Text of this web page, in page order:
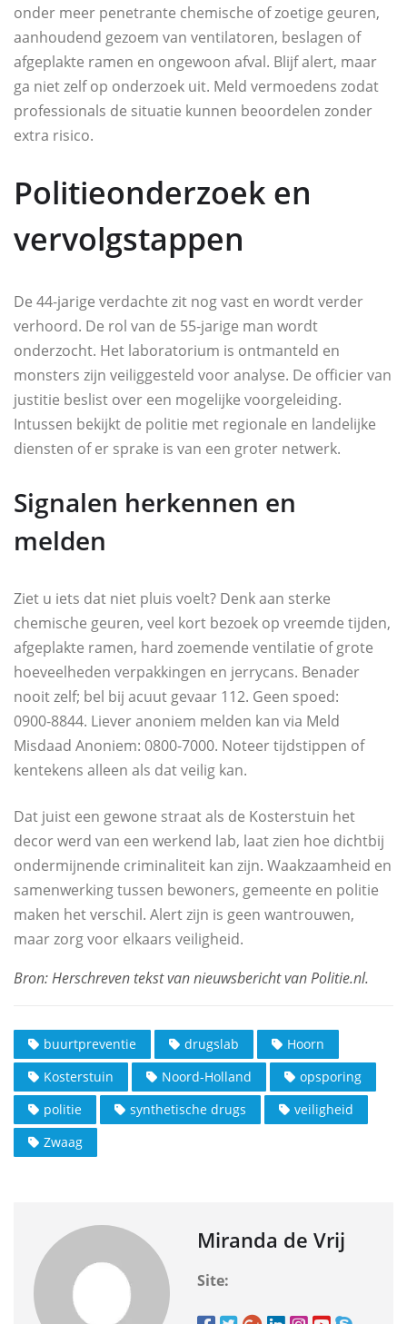
onder meer penetrante chemische of zoetige geuren,
aanhoudend gezoem van ventilatoren, beslagen of
afgeplakte ramen en ongewoon afval. Blijf alert, maar
ga niet zelf op onderzoek uit. Meld vermoedens zodat
professionals de situatie kunnen beoordelen zonder
extra risico.
Politieonderzoek en
vervolgstappen
De 44‑jarige verdachte zit nog vast en wordt verder
verhoord. De rol van de 55‑jarige man wordt
onderzocht. Het laboratorium is ontmanteld en
monsters zijn veiliggesteld voor analyse. De officier van
justitie beslist over een mogelijke voorgeleiding.
Intussen bekijkt de politie met regionale en landelijke
diensten of er sprake is van een groter netwerk.
Signalen herkennen en
melden
Ziet u iets dat niet pluis voelt? Denk aan sterke
chemische geuren, veel kort bezoek op vreemde tijden,
afgeplakte ramen, hard zoemende ventilatie of grote
hoeveelheden verpakkingen en jerrycans. Benader
nooit zelf; bel bij acuut gevaar 112. Geen spoed:
0900‑8844. Liever anoniem melden kan via Meld
Misdaad Anoniem: 0800‑7000. Noteer tijdstippen of
kentekens alleen als dat veilig kan.
Dat juist een gewone straat als de Kosterstuin het
decor werd van een werkend lab, laat zien hoe dichtbij
ondermijnende criminaliteit kan zijn. Waakzaamheid en
samenwerking tussen bewoners, gemeente en politie
maken het verschil. Alert zijn is geen wantrouwen,
maar zorg voor elkaars veiligheid.
buurtpreventie drugslab
Hoorn
Kosterstuin
Noord-Holland
opsporing
politie
synthetische drugs
veiligheid
Zwaag
Miranda de Vrij
Site: